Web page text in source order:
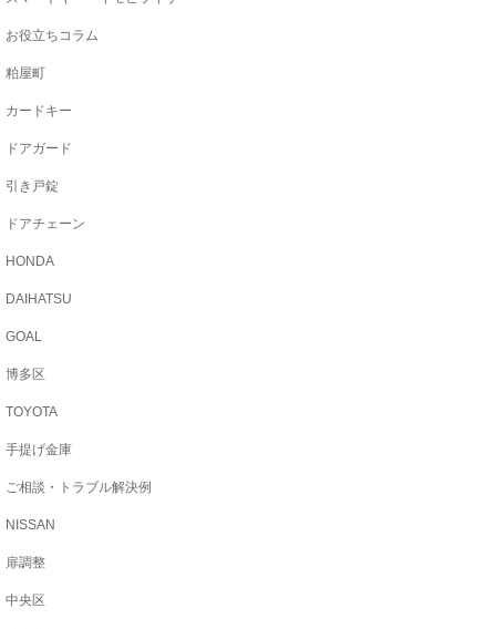
お役立ちコラム
粕屋町
カードキー
ドアガード
引き戸錠
ドアチェーン
HONDA
DAIHATSU
GOAL
博多区
TOYOTA
手提げ金庫
ご相談・トラブル解決例
NISSAN
扉調整
中央区